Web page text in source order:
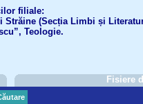
filiale:
(Secția Limbi și
Teologie.
Fisiere